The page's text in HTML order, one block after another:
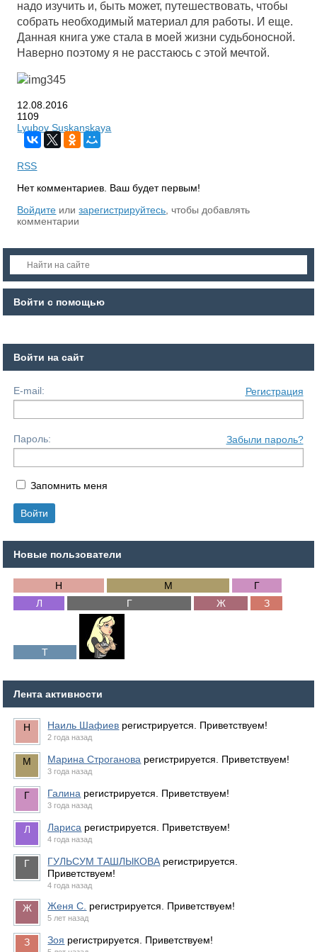
надо изучить и, быть может, путешествовать, чтобы
собрать необходимый материал для работы. И еще.
Данная книга уже стала в моей жизни судьбоносной.
Наверно поэтому я не расстаюсь с этой мечтой.
12.08.2016
1109
Lyubov Suskanskaya
RSS
Нет комментариев. Ваш будет первым!
Войдите илизарегистрируйтесь , чтобы добавлять
комментарии
Войти с помощью
Войти на сайт
E-mail: Регистрация
Пароль: Забыли пароль?
Запомнить меня
Новые пользователи
Лента активности
Наиль Шафиев регистрируется. Приветствуем!
2 года назад
Марина Строганова регистрируется. Приветствуем!
3 года назад
Галина регистрируется. Приветствуем!
3 года назад
Лариса регистрируется. Приветствуем!
4 года назад
ГУЛЬСУМ ТАШЛЫКОВА регистрируется.
Приветствуем!
4 года назад
Женя С. регистрируется. Приветствуем!
5 лет назад
Зоя регистрируется. Приветствуем!